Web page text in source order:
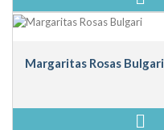
Margaritas Rosas Bulgari